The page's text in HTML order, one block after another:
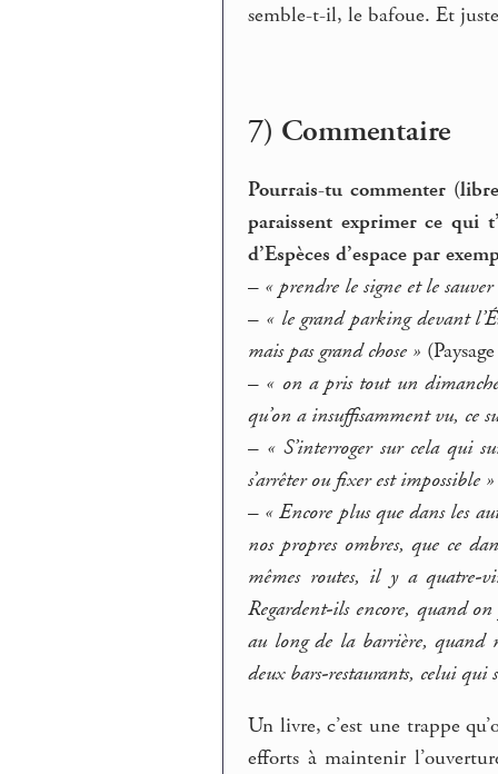
semble-t-il, le bafoue. Et
7) Commentaire
Pourrais-tu commenter
paraissent exprimer ce
d’Espèces d’espace par
– « prendre le signe et le
– « le grand parking devant
mais pas grand chose »
– « on a pris tout un
qu’on a insuffisamment vu, ce
– « S’interroger sur cela qui
s’arrêter ou fixer est impossible »
– « Encore plus que dans les
nos propres ombres, que ce
mêmes routes, il y a quatre-
Regardent-ils encore, quand
au long de la barrière, quand
deux bars-restaurants, celui qui
Un livre, c’est une trappe
efforts à maintenir